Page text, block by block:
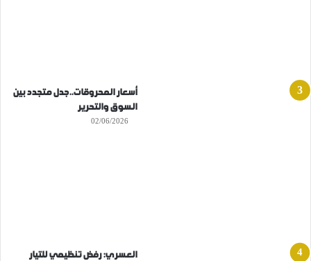
أسعار المحروقات..جدل متجدد بين
السوق والتحرير
02/06/2026
العسري: رفض تنظيمي للتيار